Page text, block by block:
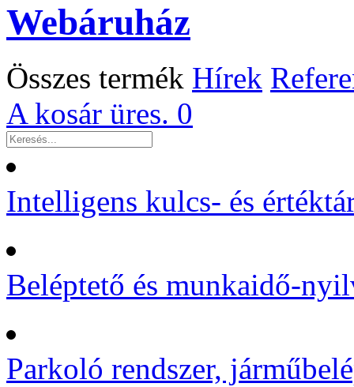
Webáruház
Összes termék Hírek
A kosár üres. 0
Intelligens kulcs- és
Beléptető és munkaidő-
Parkoló rendszer,